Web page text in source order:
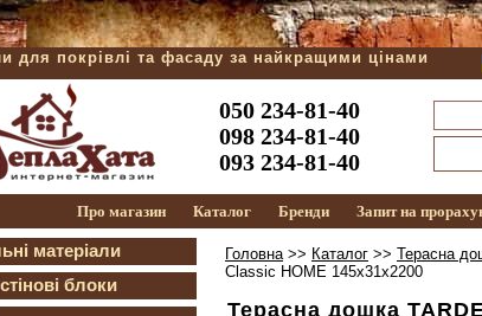
для покрівлі та фасаду за найкращими цінами
050 234-81-40
098 234-81-40
093 234-81-40
Про магазин Каталог Бренди Запит на
матеріали
блоки
Головна>> Каталог >> Терасна
Classic HOME 145х31х2200
Терасна дошка